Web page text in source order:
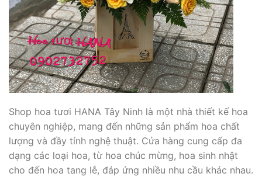
Shop hoa tươi HANA Tây Ninh là một nhà thiết kế hoa
chuyên nghiệp, mang đến những sản phẩm hoa chất
lượng và đầy tính nghệ thuật. Cửa hàng cung cấp đa
dạng các loại hoa, từ hoa chúc mừng, hoa sinh nhật
cho đến hoa tang lễ, đáp ứng nhiều nhu cầu khác nhau.